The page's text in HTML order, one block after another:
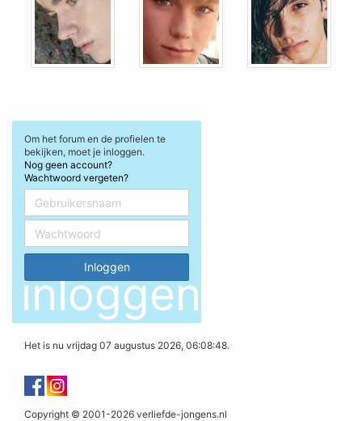
inloggen
Om het forum en de profielen te
bekijken, moet je inloggen.
Nog geen account?
Wachtwoord vergeten?
Het is nu vrijdag 07 augustus 2026, 06:08:48.
Copyright © 2001-2026 verliefde-jongens.nl